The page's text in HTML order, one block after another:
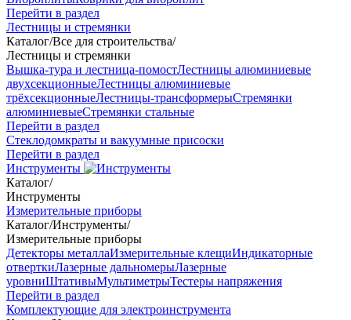
Перейти в раздел
Лестницы и стремянки
Каталог/Все для строительства/
Лестницы и стремянки
Вышка-тура и лестница-помостЛестницы алюминиевые
двухсекционныеЛестницы алюминиевые
трёхсекционныеЛестницы-трансформерыСтремянки
алюминиевыеСтремянки стальные
Перейти в раздел
Стеклодомкраты и вакуумные присоски
Перейти в раздел
Инструменты
Каталог/
Инструменты
Измерительные приборы
Каталог/Инструменты/
Измерительные приборы
Детекторы металлаИзмерительные клещиИндикаторные
отверткиЛазерные дальномерыЛазерные
уровниШтативыМультиметрыТестеры напряжения
Перейти в раздел
Комплектующие для электроинструмента